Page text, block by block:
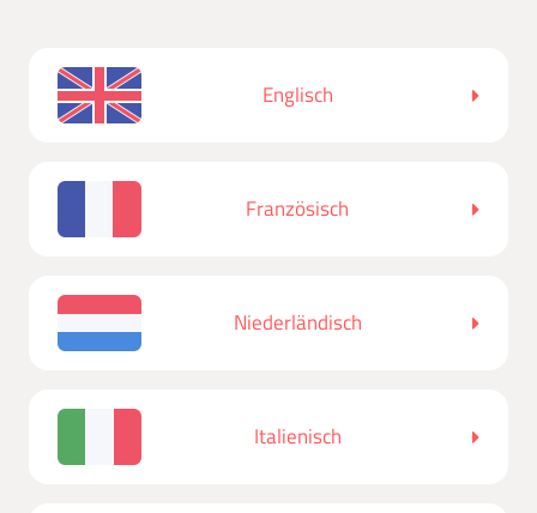
Englisch
Französisch
Niederländisch
Italienisch